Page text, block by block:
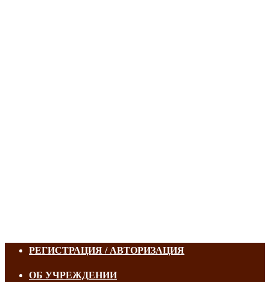
РЕГИСТРАЦИЯ / АВТОРИЗАЦИЯ
ОБ УЧРЕЖДЕНИИ